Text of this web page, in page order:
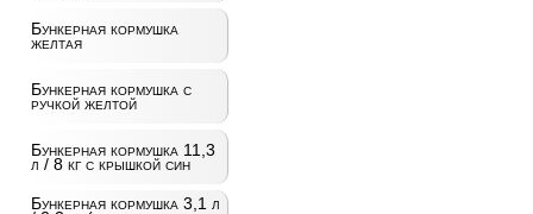
Бункерная кормушка
желтая
Бункерная кормушка с
ручкой желтой
Бункерная кормушка 11,3
л / 8 кг с крышкой син
Бункерная кормушка 3,1 л